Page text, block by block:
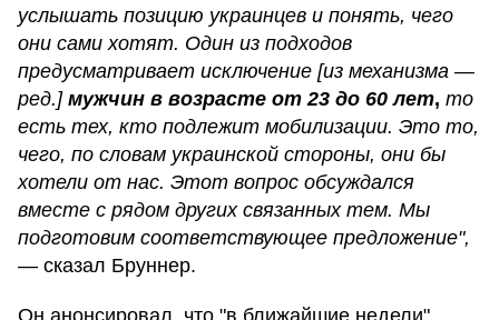
услышать позицию украинцев и понять, чего
они сами хотят. Один из подходов
предусматривает исключение [из механизма —
ред.] мужчин в возрасте от 23 до 60 лет, то
есть тех, кто подлежит мобилизации. Это то,
чего, по словам украинской стороны, они бы
хотели от нас. Этот вопрос обсуждался
вместе с рядом других связанных тем. Мы
подготовим соответствующее предложение",
— сказал Бруннер.
Он анонсировал, что "в ближайшие недели"